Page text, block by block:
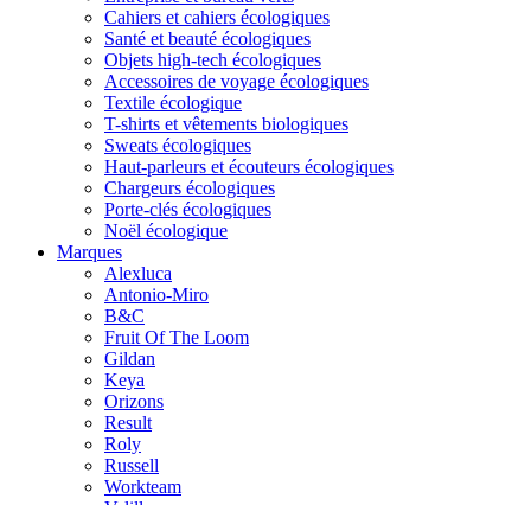
Cahiers et cahiers écologiques
Santé et beauté écologiques
Objets high-tech écologiques
Accessoires de voyage écologiques
Textile écologique
T-shirts et vêtements biologiques
Sweats écologiques
Haut-parleurs et écouteurs écologiques
Chargeurs écologiques
Porte-clés écologiques
Noël écologique
Marques
Alexluca
Antonio-Miro
B&C
Fruit Of The Loom
Gildan
Keya
Orizons
Result
Roly
Russell
Workteam